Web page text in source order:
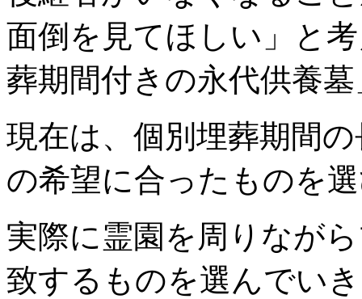
面倒を見てほしい」と
葬期間付きの永代供養
現在は、個別埋葬期間
の希望に合ったものを
実際に霊園を周りなが
致するものを選んでい